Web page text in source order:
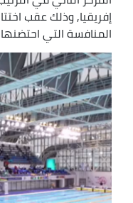
إفريقيا, وذلك عقب
المنافسة التي احتضنها